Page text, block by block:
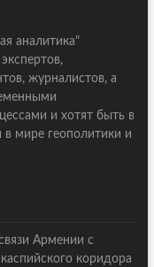
аналитика"
журналистов, а
и хотят быть в
мире геополитики и
Армении с
коридора